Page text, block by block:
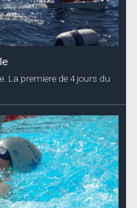
La premiere de 4 jours du